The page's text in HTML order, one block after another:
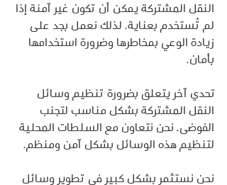
النقل المشتركة يمكن أن تكون غير آمنة إذا
لم تُستخدم بعناية. لذلك نعمل بجد على
زيادة الوعي بمخاطرها وضرورة استخدامها
بأمان.
تحدي آخر يتعلق بضرورة تنظيم وسائل
النقل المشتركة بشكل مناسب لتجنب
الفوضى. نحن نتعاون مع السلطات المحلية
لتنظيم هذه الوسائل بشكل آمن ومنظم.
نحن نستثمر بشكل كبير في تطوير وسائل